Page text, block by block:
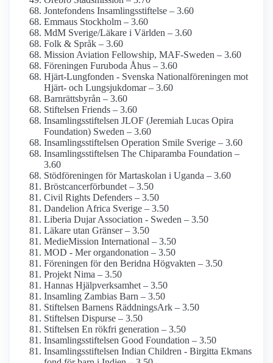
Jontefondens Insamlings­stiftelse – 3.60
Emmaus Stockholm – 3.60
MdM Sverige/Läkare i Världen – 3.60
Folk & Språk – 3.60
Mission Aviation Fellowship, MAF-Sweden – 3.60
Föreningen Furuboda Åhus – 3.60
Hjärt-Lungfonden - Svenska National­föreningen mot
Hjärt- och Lung­sjukdomar – 3.60
Barnrättsbyrån – 3.60
Stiftelsen Friends – 3.60
Insamlings­stiftelsen JLOF (Jeremiah Lucas Opira
Foundation) Sweden – 3.60
Insamlings­stiftelsen Operation Smile Sverige – 3.60
Insamlings­stiftelsen The Chiparamba Foundation –
3.60
Stödföreningen för Martaskolan i Uganda – 3.60
Bröstcancer­förbundet – 3.50
Civil Rights Defenders – 3.50
Dandelion Africa Sverige – 3.50
Liberia Dujar Association - Sweden – 3.50
Läkare utan Gränser – 3.50
MedieMission International – 3.50
MOD - Mer organ­donation – 3.50
Föreningen för den Beridna Högvakten – 3.50
Projekt Nima – 3.50
Hannas Hjälp­verksamhet – 3.50
Insamling Zambias Barn – 3.50
Stiftelsen Barnens RäddningsArk – 3.50
Stiftelsen Dispurse – 3.50
Stiftelsen En rökfri generation – 3.50
Insamlings­stiftelsen Good Foundation – 3.50
Insamlings­stiftelsen Indian Children - Birgitta Ekmans